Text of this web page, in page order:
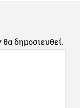
δημοσιευθεί.